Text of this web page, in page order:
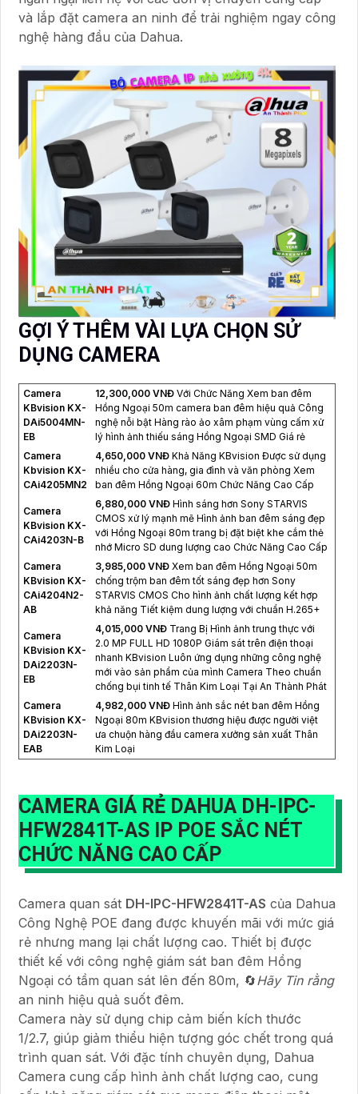
và lắp đặt camera an ninh để trải nghiệm ngay công
nghệ hàng đầu của Dahua.
GỢI Ý THÊM VÀI LỰA CHỌN SỬ
DỤNG CAMERA
Camera
KBvision KX-
DAi5004MN-
EB
12,300,000 VNĐ Với Chức Năng Xem ban đêm
Hồng Ngoại 50m camera ban đêm hiệu quả Công
nghệ nỗi bật Hàng rào ảo xâm phạm vùng cấm xử
lý hình ảnh thiếu sáng Hồng Ngoại SMD Giá rẻ
Camera
Kbvision KX-
CAi4205MN2
4,650,000 VNĐ Khả Năng KBvision Được sử dụng
nhiều cho cửa hàng, gia đình và văn phòng Xem
ban đêm Hồng Ngoại 60m Chức Năng Cao Cấp
Camera
KBvision KX-
CAi4203N-B
6,880,000 VNĐ Hình sáng hơn Sony STARVIS
CMOS xử lý mạnh mẽ Hình ảnh ban đêm sáng đẹp
với Hồng Ngoại 80m trang bị đặt biệt khe cắm thẻ
nhớ Micro SD dung lượng cao Chức Năng Cao Cấp
Camera
KBvision KX-
CAi4204N2-
AB
3,985,000 VNĐ Xem ban đêm Hồng Ngoại 50m
chống trộm ban đêm tốt sáng đẹp hơn Sony
STARVIS CMOS Cho hình ảnh chất lượng kết hợp
khả năng Tiết kiệm dung lượng với chuẩn H.265+
Camera
KBvision KX-
DAi2203N-
EB
4,015,000 VNĐ Trang Bị Hình ảnh trung thực với
2.0 MP FULL HD 1080P Giám sát trên điện thoại
nhanh KBvision Luôn ứng dụng những công nghệ
mới vào sản phẩm của mình Camera Theo chuẩn
chống bụi tinh tế Thân Kim Loại Tại An Thành Phát
Camera
KBvision KX-
DAi2203N-
EAB
4,982,000 VNĐ Hình ảnh sắc nét ban đêm Hồng
Ngoại 80m KBvision thương hiệu được người việt
ưa chuộn hàng đầu camera xưởng sản xuất Thân
Kim Loại
CAMERA GIÁ RẺ DAHUA DH-IPC-
HFW2841T-AS IP POE SẮC NÉT
CHỨC NĂNG CAO CẤP
Camera quan sát DH-IPC-HFW2841T-AS của Dahua
Công Nghệ POE đang được khuyến mãi với mức giá
rẻ nhưng mang lại chất lượng cao. Thiết bị được
thiết kế với công nghệ giám sát ban đêm Hồng
Ngoại có tầm quan sát lên đến 80m, 🔄Hãy Tin rằng
an ninh hiệu quả suốt đêm.
Camera này sử dụng chip cảm biến kích thước
1/2.7, giúp giảm thiểu hiện tượng góc chết trong quá
trình quan sát. Với đặc tính chuyên dụng, Dahua
Camera cung cấp hình ảnh chất lượng cao, cung